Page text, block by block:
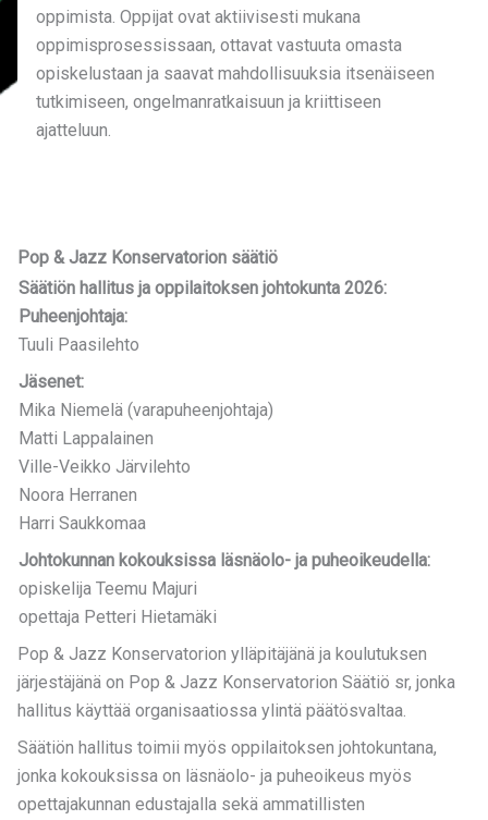
oppimista. Oppijat ovat aktiivisesti mukana
oppimisprosessissaan, ottavat vastuuta omasta
opiskelustaan ja saavat mahdollisuuksia itsenäiseen
tutkimiseen, ongelmanratkaisuun ja kriittiseen
ajatteluun.
Pop & Jazz Konservatorion säätiö
Pop & Jazz Konservatorion ylläpitäjänä ja koulutuksen
järjestäjänä on Pop & Jazz Konservatorion Säätiö sr, jonka
hallitus käyttää organisaatiossa ylintä päätösvaltaa.
Säätiön hallitus toimii myös oppilaitoksen johtokuntana,
jonka kokouksissa on läsnäolo- ja puheoikeus myös
opettajakunnan edustajalla sekä ammatillisten
Säätiön hallitus ja oppilaitoksen johtokunta 2026:
Puheenjohtaja:
Tuuli Paasilehto
Jäsenet:
Mika Niemelä (varapuheenjohtaja)
Matti Lappalainen
Ville-Veikko Järvilehto
Noora Herranen
Harri Saukkomaa
Johtokunnan kokouksissa läsnäolo- ja puheoikeudella:
opiskelija Teemu Majuri
opettaja Petteri Hietamäki